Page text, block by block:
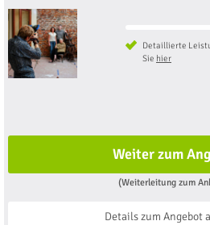
Detaillierte
Sie hier
Weiter zum
(Weiterleitung zum
Details zum Angebot